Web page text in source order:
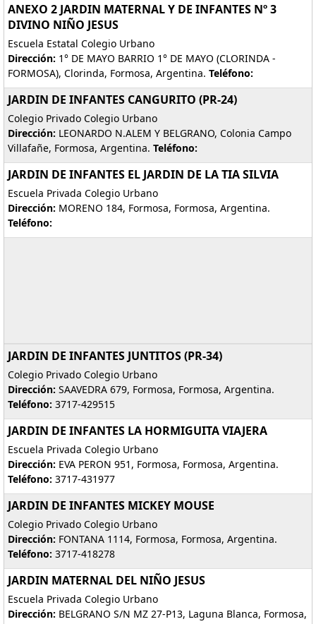
ANEXO 2 JARDIN MATERNAL Y DE INFANTES Nº 3
DIVINO NIÑO JESUS
Escuela Estatal Colegio Urbano
Dirección: 1° DE MAYO BARRIO 1° DE MAYO (CLORINDA -
FORMOSA), Clorinda, Formosa, Argentina. Teléfono:
JARDIN DE INFANTES CANGURITO (PR-24)
Colegio Privado Colegio Urbano
Dirección: LEONARDO N.ALEM Y BELGRANO, Colonia Campo
Villafañe, Formosa, Argentina. Teléfono:
JARDIN DE INFANTES EL JARDIN DE LA TIA SILVIA
Escuela Privada Colegio Urbano
Dirección: MORENO 184, Formosa, Formosa, Argentina.
Teléfono:
JARDIN DE INFANTES JUNTITOS (PR-34)
Colegio Privado Colegio Urbano
Dirección: SAAVEDRA 679, Formosa, Formosa, Argentina.
Teléfono: 3717-429515
JARDIN DE INFANTES LA HORMIGUITA VIAJERA
Escuela Privada Colegio Urbano
Dirección: EVA PERON 951, Formosa, Formosa, Argentina.
Teléfono: 3717-431977
JARDIN DE INFANTES MICKEY MOUSE
Colegio Privado Colegio Urbano
Dirección: FONTANA 1114, Formosa, Formosa, Argentina.
Teléfono: 3717-418278
JARDIN MATERNAL DEL NIÑO JESUS
Escuela Privada Colegio Urbano
Dirección: BELGRANO S/N MZ 27-P13, Laguna Blanca, Formosa,